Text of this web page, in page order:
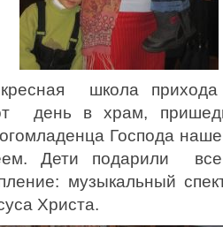
школа
день в храм,
Господа
Дети подарили
музыкальный
Христа.